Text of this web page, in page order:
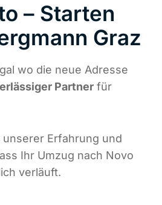
– Starten
Graz
wo die neue Adresse
Partner für
unserer Erfahrung und
Ihr Umzug nach Novo
verläuft.